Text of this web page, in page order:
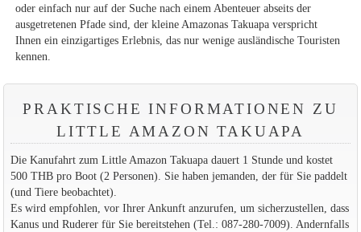
oder einfach nur auf der Suche nach einem Abenteuer abseits der
ausgetretenen Pfade sind, der kleine Amazonas Takuapa verspricht
Ihnen ein einzigartiges Erlebnis, das nur wenige ausländische Touristen
kennen.
PRAKTISCHE INFORMATIONEN ZU
LITTLE AMAZON TAKUAPA
Die Kanufahrt zum Little Amazon Takuapa dauert 1 Stunde und kostet
500 THB pro Boot (2 Personen). Sie haben jemanden, der für Sie paddelt
(und Tiere beobachtet).
Es wird empfohlen, vor Ihrer Ankunft anzurufen, um sicherzustellen, dass
Kanus und Ruderer für Sie bereitstehen (Tel.: 087-280-7009). Andernfalls